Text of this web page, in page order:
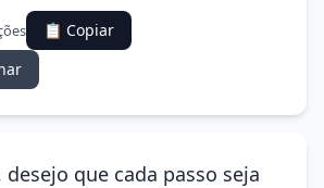
📋 Copiar
desejo que cada passo seja